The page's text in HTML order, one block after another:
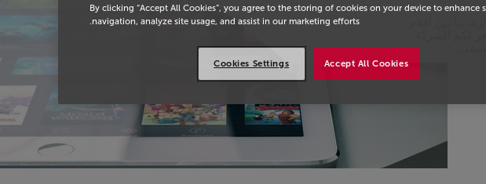
ما بين أفلام
لكم الشركة
By clicking “Accept All Cookies”, you agree to the storing of cookies on your device to enhance
navigation, analyze site usage, and assist in our marketing efforts.
Accept All Cookies
Cookies Settings